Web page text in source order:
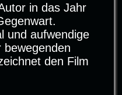
in das Jahr
und aufwendige
bewegenden
den Film